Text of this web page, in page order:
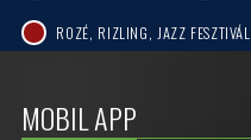
ROZÉ, RIZLING, JAZZ FESZTIVÁL
MOBIL APP